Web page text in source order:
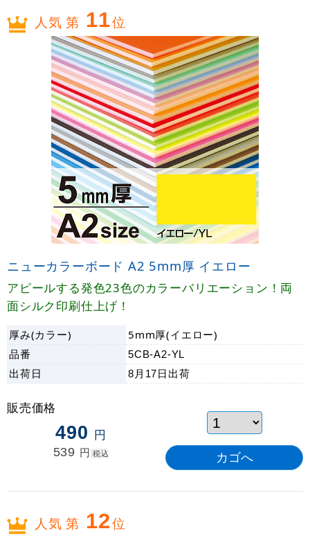
人気 第 11位
ニューカラーボード A2 5mm厚 イエロー
アピールする発色23色のカラーバリエーション！両
面シルク印刷仕上げ！
厚み(カラー)
5mm厚(イエロー)
品番
5CB-A2-YL
出荷日 8月17日 出荷
販売価格
490 円
539 円 税込
人気 第 12位